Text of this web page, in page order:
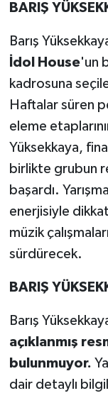
BARIŞ
Barış
İdol House'un
kadrosuna
Haftalar süren
eleme
Yüksekkaya,
birlikte grubun
başardı.
enerjisiyle
müzik
sürdürecek.
BARIŞ
Barış
açıklanmış
bulunmuyor.
dair detaylı